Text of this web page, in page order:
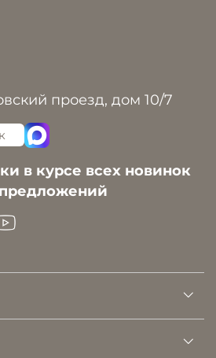
проезд, дом 10/7
в курсе всех новинок